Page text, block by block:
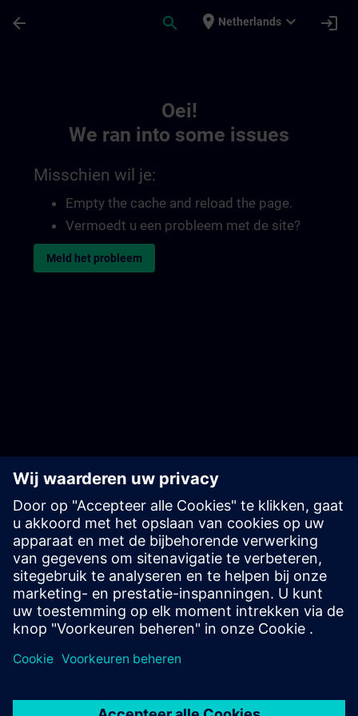
arrow_back search place Netherlands expand_more login
Oei!
We ran into some issues
Misschien wil je:
Empty the cache and reload the page.
Vermoedt u een probleem met de site?
Meld het probleem